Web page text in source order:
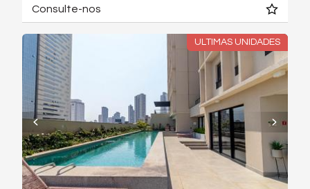
Consulte-nos
ULTIMAS UNIDADES